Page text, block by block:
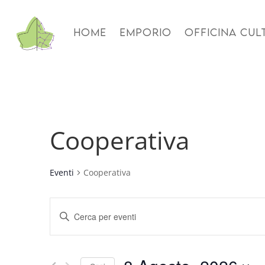
HOME EMPORIO OFFICINA
Cooperativa
Eventi Cooperativa
Eventi
Ricerca
e
Inserisci
Parola
Chiave.